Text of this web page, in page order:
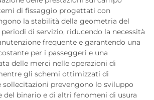
di fissaggio progettati con
la stabilità della geometria del
di servizio, riducendo la necessità
frequente e garantendo una
per i passeggeri e una
delle merci nelle operazioni di
gli schemi ottimizzati di
sollecitazioni prevengono lo sviluppo
del binario e di altri fenomeni di usura